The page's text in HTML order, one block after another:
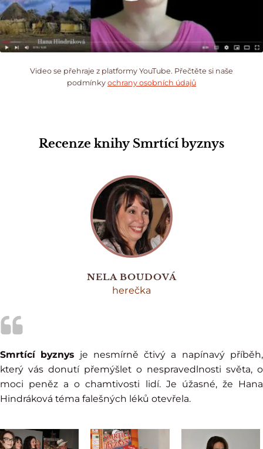
Video se přehraje z platformy YouTube. Přečtěte si naše
podmínky ochrany osobních údajů
Recenze knihy Smrtící byznys
NELA BOUDOVÁ
herečka
Smrtící byznys je nesmírně čtivý a napínavý příběh,
který vás donutí přemýšlet o nespravedlnosti světa, o
moci peněz a o chamtivosti lidí. Je úžasné, že Hana
Hindráková téma falešných léků otevřela.